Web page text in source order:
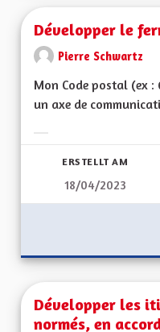
Développer le
Pierre Schwartz
Mon Code postal (ex
un axe de
ERSTELLT AM
18/04/2023
Développer les
normés, en